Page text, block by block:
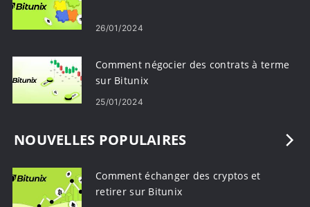
26/01/2024
Comment négocier des contrats à terme
sur Bitunix
25/01/2024
NOUVELLES POPULAIRES
Comment échanger des cryptos et
retirer sur Bitunix